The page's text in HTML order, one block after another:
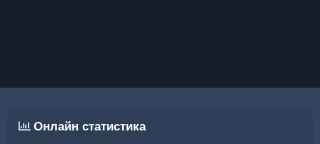
Онлайн статистика